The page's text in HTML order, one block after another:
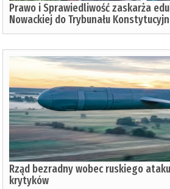
Prawo i Sprawiedliwość zaskarża
Nowackiej do Trybunału
Rząd bezradny wobec ruskiego
krytyków